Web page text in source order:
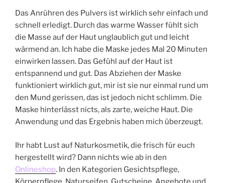
Das Anrühren des Pulvers ist wirklich sehr einfach und
schnell erledigt. Durch das warme Wasser fühlt sich
die Masse auf der Haut unglaublich gut und leicht
wärmend an. Ich habe die Maske jedes Mal 20 Minuten
einwirken lassen. Das Gefühl auf der Haut ist
entspannend und gut. Das Abziehen der Maske
funktioniert wirklich gut, mir ist sie nur einmal rund um
den Mund gerissen, das ist jedoch nicht schlimm. Die
Maske hinterlässt nicts, als zarte, weiche Haut. Die
Anwendung und das Ergebnis haben mich überzeugt.
Ihr habt Lust auf Naturkosmetik, die frisch für euch
hergestellt wird? Dann nichts wie ab in den
Onlineshop. In den Kategorien Gesichtspflege,